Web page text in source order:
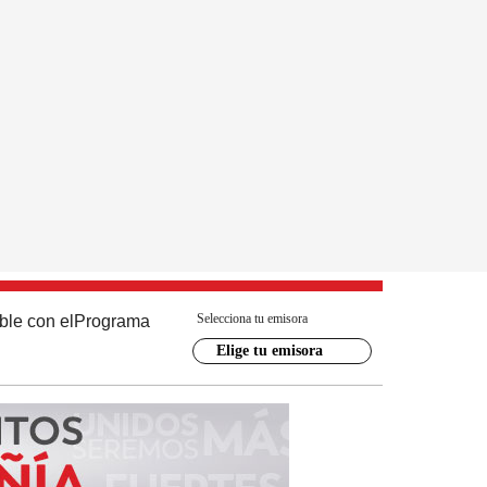
con el Programa Selecciona tu emisora
Elige tu emisora